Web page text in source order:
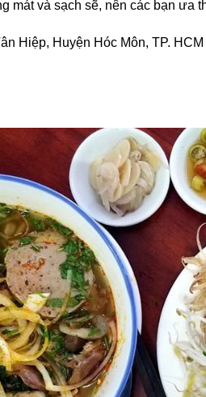
mát và sạch sẽ, nên các bạn ưa
Hiệp, Huyện Hóc Môn, TP. HCM